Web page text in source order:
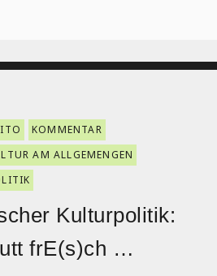
KOMMENTAR
AM ALLGEMENGEN
Kulturpolitik:
frE(s)ch …